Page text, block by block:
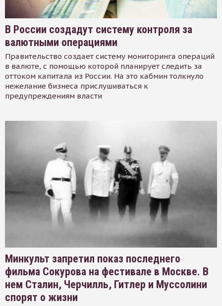
В России создадут систему контроля за
валютными операциями
Правительство создает систему мониторинга операций
в валюте, с помощью которой планирует следить за
оттоком капитала из России. На это кабмин толкнуло
нежелание бизнеса прислушиваться к
предупреждениям власти
Минкульт запретил показ последнего
фильма Сокурова на фестивале в Москве. В
нем Сталин, Черчилль, Гитлер и Муссолини
спорят о жизни